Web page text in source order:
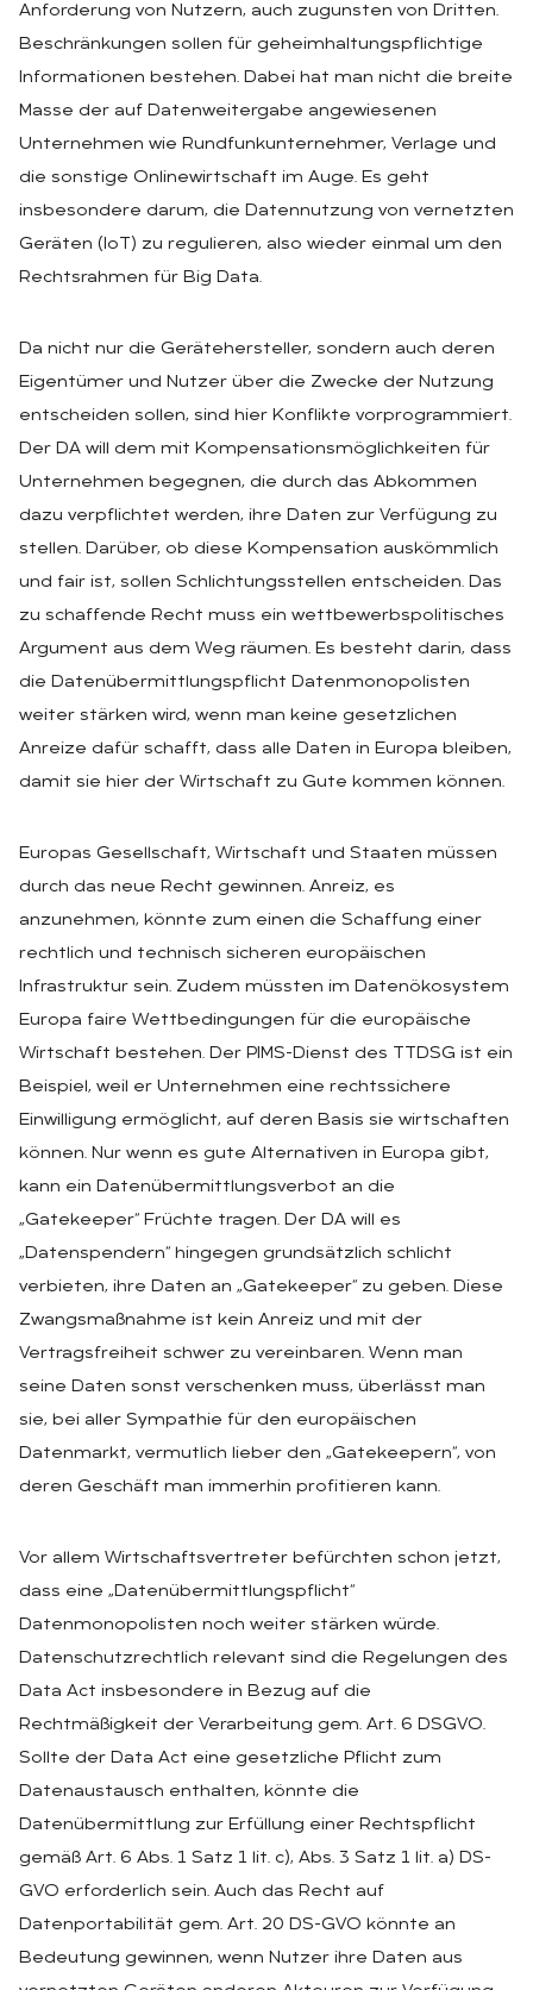
Anforderung von Nutzern, auch zugunsten von Dritten.
Beschränkungen sollen für geheimhaltungspflichtige
Informationen bestehen. Dabei hat man nicht die breite
Masse der auf Datenweitergabe angewiesenen
Unternehmen wie Rundfunkunternehmer, Verlage und
die sonstige Onlinewirtschaft im Auge. Es geht
insbesondere darum, die Datennutzung von vernetzten
Geräten (IoT) zu regulieren, also wieder einmal um den
Rechtsrahmen für Big Data.
Da nicht nur die Gerätehersteller, sondern auch deren
Eigentümer und Nutzer über die Zwecke der Nutzung
entscheiden sollen, sind hier Konflikte vorprogrammiert.
Der DA will dem mit Kompensationsmöglichkeiten für
Unternehmen begegnen, die durch das Abkommen
dazu verpflichtet werden, ihre Daten zur Verfügung zu
stellen. Darüber, ob diese Kompensation auskömmlich
und fair ist, sollen Schlichtungsstellen entscheiden. Das
zu schaffende Recht muss ein wettbewerbspolitisches
Argument aus dem Weg räumen. Es besteht darin, dass
die Datenübermittlungspflicht Datenmonopolisten
weiter stärken wird, wenn man keine gesetzlichen
Anreize dafür schafft, dass alle Daten in Europa bleiben,
damit sie hier der Wirtschaft zu Gute kommen können.
Europas Gesellschaft, Wirtschaft und Staaten müssen
durch das neue Recht gewinnen. Anreiz, es
anzunehmen, könnte zum einen die Schaffung einer
rechtlich und technisch sicheren europäischen
Infrastruktur sein. Zudem müssten im Datenökosystem
Europa faire Wettbedingungen für die europäische
Wirtschaft bestehen. Der PIMS-Dienst des TTDSG ist ein
Beispiel, weil er Unternehmen eine rechtssichere
Einwilligung ermöglicht, auf deren Basis sie wirtschaften
können. Nur wenn es gute Alternativen in Europa gibt,
kann ein Datenübermittlungsverbot an die
„Gatekeeper“ Früchte tragen. Der DA will es
„Datenspendern“ hingegen grundsätzlich schlicht
verbieten, ihre Daten an „Gatekeeper“ zu geben. Diese
Zwangsmaßnahme ist kein Anreiz und mit der
Vertragsfreiheit schwer zu vereinbaren. Wenn man
seine Daten sonst verschenken muss, überlässt man
sie, bei aller Sympathie für den europäischen
Datenmarkt, vermutlich lieber den „Gatekeepern“, von
deren Geschäft man immerhin profitieren kann.
Vor allem Wirtschaftsvertreter befürchten schon jetzt,
dass eine „Datenübermittlungspflicht“
Datenmonopolisten noch weiter stärken würde.
Datenschutzrechtlich relevant sind die Regelungen des
Data Act insbesondere in Bezug auf die
Rechtmäßigkeit der Verarbeitung gem. Art. 6 DSGVO.
Sollte der Data Act eine gesetzliche Pflicht zum
Datenaustausch enthalten, könnte die
Datenübermittlung zur Erfüllung einer Rechtspflicht
gemäß Art. 6 Abs. 1 Satz 1 lit. c), Abs. 3 Satz 1 lit. a) DS-
GVO erforderlich sein. Auch das Recht auf
Datenportabilität gem. Art. 20 DS-GVO könnte an
Bedeutung gewinnen, wenn Nutzer ihre Daten aus